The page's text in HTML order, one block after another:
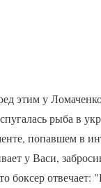
этим у
рыба в
попавшем в
у Васи,
боксер отвечает: